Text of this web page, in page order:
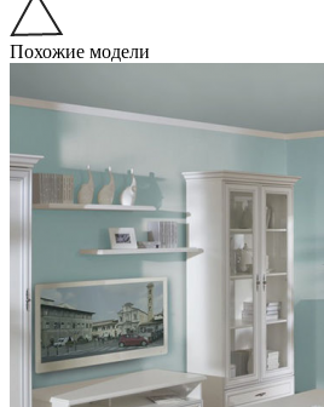
Похожие модели